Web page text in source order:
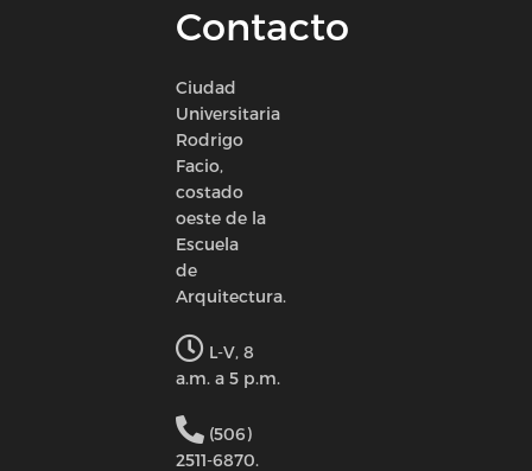
Contacto
Ciudad
Universitaria
Rodrigo
Facio,
costado
oeste de la
Escuela
de
Arquitectura.
L-V, 8
a.m. a 5 p.m.
(506)
2511-6870.